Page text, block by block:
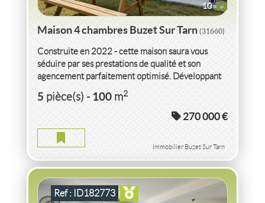
10
Maison 4 chambres Buzet Sur Tarn(31660)
Construite en 2022 - cette maison saura vous
séduire par ses prestations de qualité et son
agencement parfaitement optimisé. Développant
un espace de vie...
5pièce(s)-100m2
270 000 €
Immobilier Buzet Sur Tarn
Ref : ID182773
VENTEMAISON4 CHAMBRESMONTASTRUC LA
CONSEILLERE(31380)
MAISON 4 CHAMBRES MONTASTRUC LA CONSEILLERE
5pièce(s)-100m2